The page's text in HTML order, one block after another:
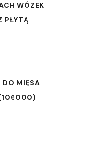
WÓZEK
PŁYTĄ
DO MIĘSA
(106000)